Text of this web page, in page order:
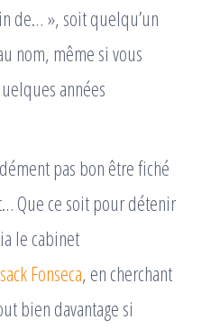
de… », soit quelqu’un
nom, même si vous
années
pas bon être fiché
Que ce soit pour détenir
le cabinet
Fonseca, en cherchant
bien davantage si